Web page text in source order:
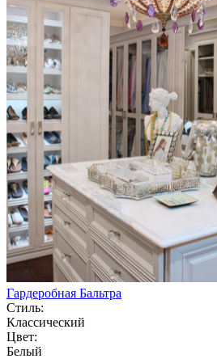
Гардеробная Бальтра
Стиль:
Классический
Цвет:
Белый